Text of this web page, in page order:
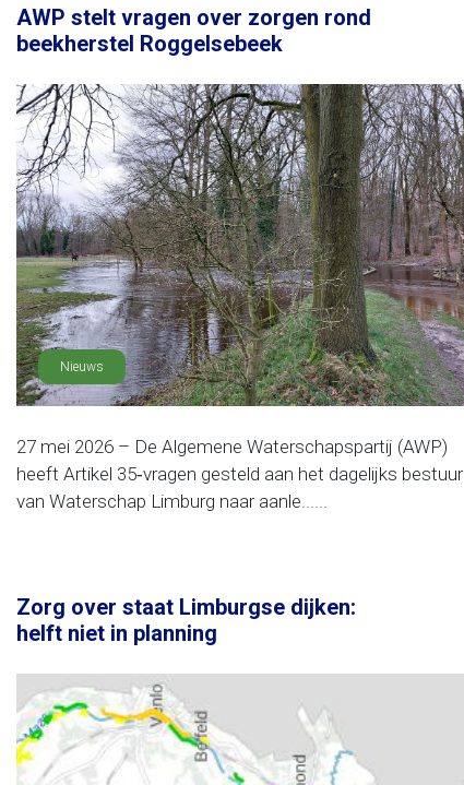
AWP stelt vragen over zorgen rond
beekherstel Roggelsebeek
Nieuws
27 mei 2026 – De Algemene Waterschapspartij (AWP)
heeft Artikel 35‑vragen gesteld aan het dagelijks bestuur
van Waterschap Limburg naar aanle......
Zorg over staat Limburgse dijken:
helft niet in planning